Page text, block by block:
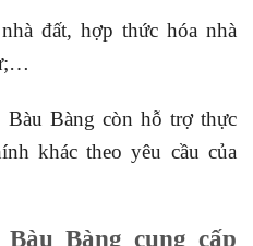
đất, hợp thức hóa nhà
Bàng còn hỗ trợ thực
khác theo yêu cầu của
Bàng cung cấp